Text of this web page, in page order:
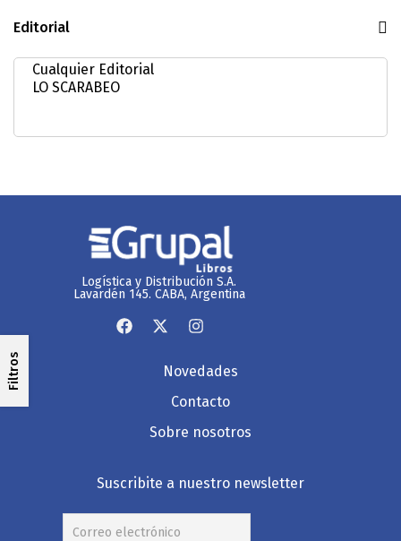
Editorial
Filtros
Logística y Distribución S.A.
Lavardén 145. CABA, Argentina
Novedades
Contacto
Sobre nosotros
Suscribite a nuestro newsletter